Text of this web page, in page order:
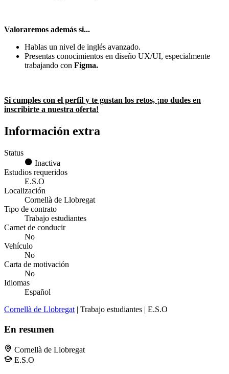
Valoraremos además si...
Hablas un nivel de inglés avanzado.
Presentas conocimientos en diseño UX/UI, especialmente
trabajando con Figma.
Si cumples con el perfil y te gustan los retos, ¡no dudes en
inscribirte a nuestra oferta!
Información extra
Status
Inactiva
Estudios requeridos
E.S.O
Localización
Cornellà de Llobregat
Tipo de contrato
Trabajo estudiantes
Carnet de conducir
No
Vehículo
No
Carta de motivación
No
Idiomas
Español
Cornellà de Llobregat | Trabajo estudiantes | E.S.O
En resumen
Cornellà de Llobregat
E.S.O